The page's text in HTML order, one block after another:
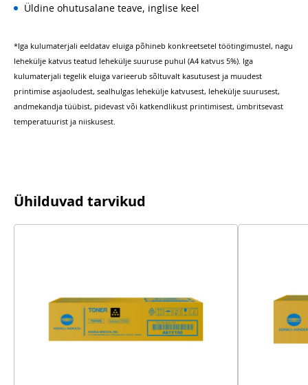
Üldine ohutusalane teave, inglise keel
*Iga kulumaterjali eeldatav eluiga põhineb konkreetsetel töötingimustel, nagu
lehekülje katvus teatud lehekülje suuruse puhul (A4 katvus 5%). Iga
kulumaterjali tegelik eluiga varieerub sõltuvalt kasutusest ja muudest
printimise asjaoludest, sealhulgas lehekülje katvusest, lehekülje suurusest,
andmekandja tüübist, pidevast või katkendlikust printimisest, ümbritsevast
temperatuurist ja niiskusest.
Ühilduvad tarvikud